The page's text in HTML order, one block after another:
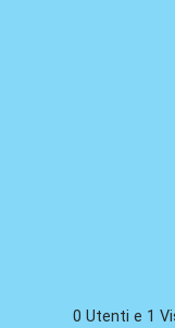
0 Utenti e 1